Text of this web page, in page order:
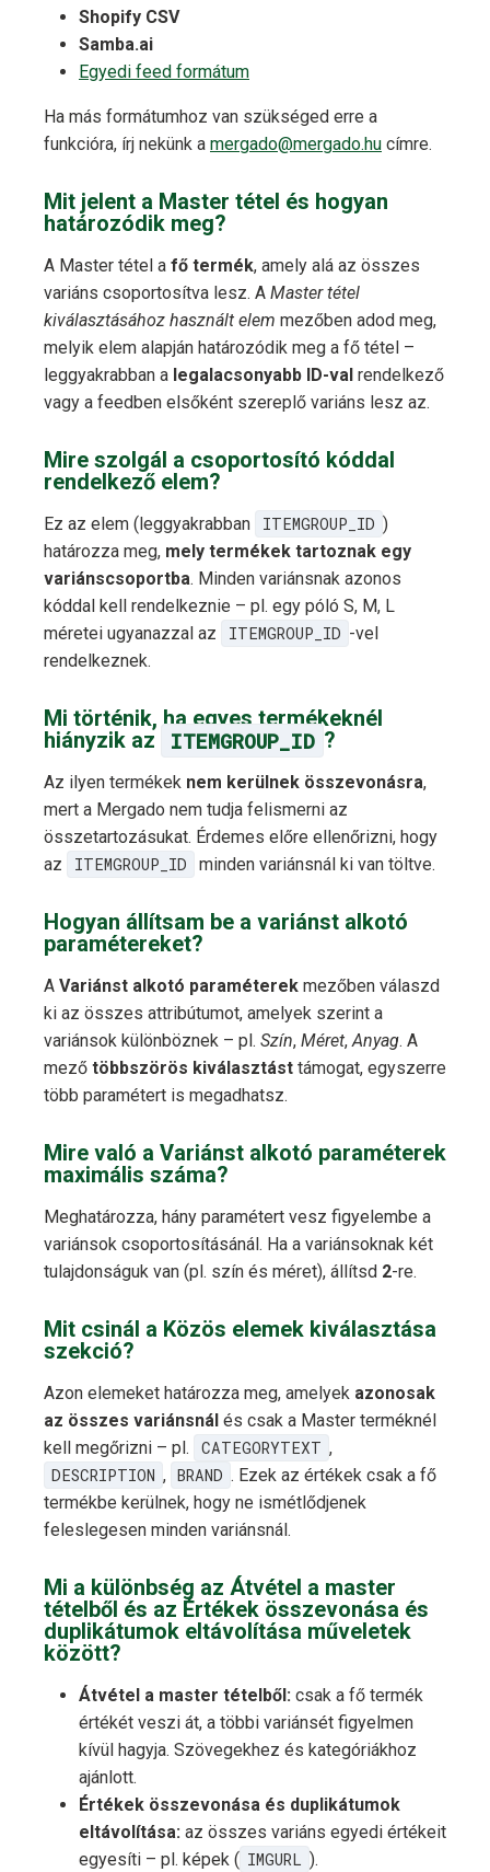
Shopify CSV
Samba.ai
Egyedi feed formátum
Ha más formátumhoz van szükséged erre a
funkcióra, írj nekünk a mergado@mergado.hu címre.
Mit jelent a Master tétel és hogyan
határozódik meg?
A Master tétel a fő termék, amely alá az összes
variáns csoportosítva lesz. A Master tétel
kiválasztásához használt elem mezőben adod meg,
melyik elem alapján határozódik meg a fő tétel –
leggyakrabban a legalacsonyabb ID-val rendelkező
vagy a feedben elsőként szereplő variáns lesz az.
Mire szolgál a csoportosító kóddal
rendelkező elem?
Ez az elem (leggyakrabban ITEMGROUP_ID )
határozza meg, mely termékek tartoznak egy
variánscsoportba. Minden variánsnak azonos
kóddal kell rendelkeznie – pl. egy póló S, M, L
méretei ugyanazzal az
ITEMGROUP_ID -vel
rendelkeznek.
Mi történik, ha egyes termékeknél
hiányzik az
ITEMGROUP_ID ?
Az ilyen termékek nem kerülnek összevonásra,
mert a Mergado nem tudja felismerni az
összetartozásukat. Érdemes előre ellenőrizni, hogy
az
ITEMGROUP_ID minden variánsnál ki van töltve.
Hogyan állítsam be a variánst alkotó
paramétereket?
A Variánst alkotó paraméterek mezőben válaszd
ki az összes attribútumot, amelyek szerint a
variánsok különböznek – pl. Szín, Méret,Anyag. A
mező többszörös kiválasztást támogat, egyszerre
több paramétert is megadhatsz.
Mire való a Variánst alkotó paraméterek
maximális száma?
Meghatározza, hány paramétert vesz figyelembe a
variánsok csoportosításánál. Ha a variánsoknak két
tulajdonságuk van (pl. szín és méret), állítsd 2-re.
Mit csinál a Közös elemek kiválasztása
szekció?
Azon elemeket határozza meg, amelyek azonosak
az összes variánsnál és csak a Master terméknél
kell megőrizni – pl.
CATEGORYTEXT ,
DESCRIPTION , BRAND . Ezek az értékek csak a fő
termékbe kerülnek, hogy ne ismétlődjenek
feleslegesen minden variánsnál.
Mi a különbség az Átvétel a master
tételből és az Értékek összevonása és
duplikátumok eltávolítása műveletek
között?
Átvétel a master tételből: csak a fő termék
értékét veszi át, a többi variánsét figyelmen
kívül hagyja. Szövegekhez és kategóriákhoz
ajánlott.
Értékek összevonása és duplikátumok
eltávolítása: az összes variáns egyedi értékeit
egyesíti – pl. képek ( IMGURL ).